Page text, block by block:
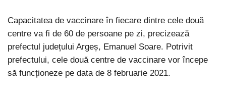
Capacitatea de vaccinare în fiecare dintre cele două
centre va fi de 60 de persoane pe zi, precizează
prefectul județului Argeș, Emanuel Soare. Potrivit
prefectului, cele două centre de vaccinare vor începe
să funcționeze pe data de 8 februarie 2021.